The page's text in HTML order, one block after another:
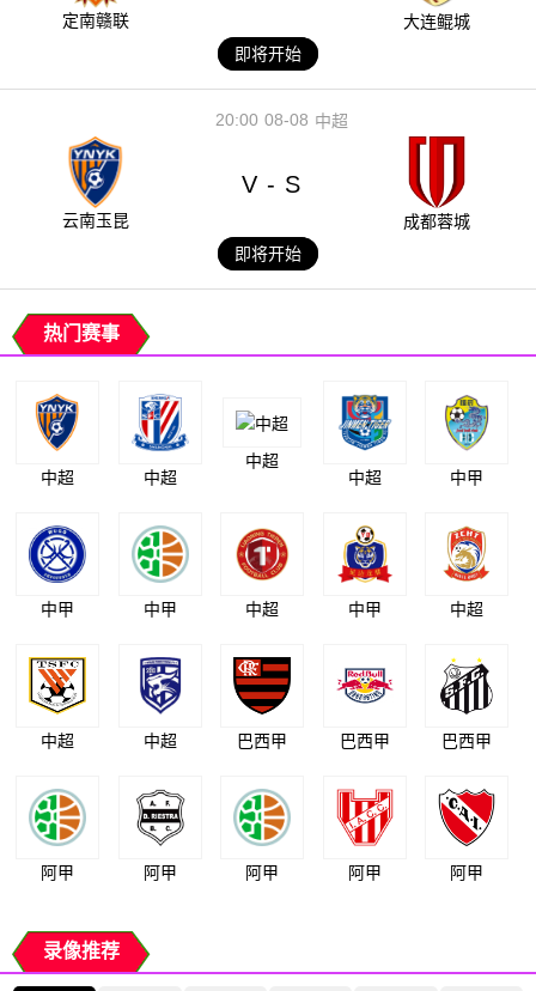
定南赣联
大连鲲城
即将开始
08-08
20:00 中超
云南玉昆
V - S
成都蓉城
即将开始
热门赛事
中超 中超
中超
中超
中甲
中甲 中甲 中超 中甲 中超
中超 中超 巴西甲 巴西甲 巴西甲
阿甲 阿甲 阿甲 阿甲 阿甲
录像推荐